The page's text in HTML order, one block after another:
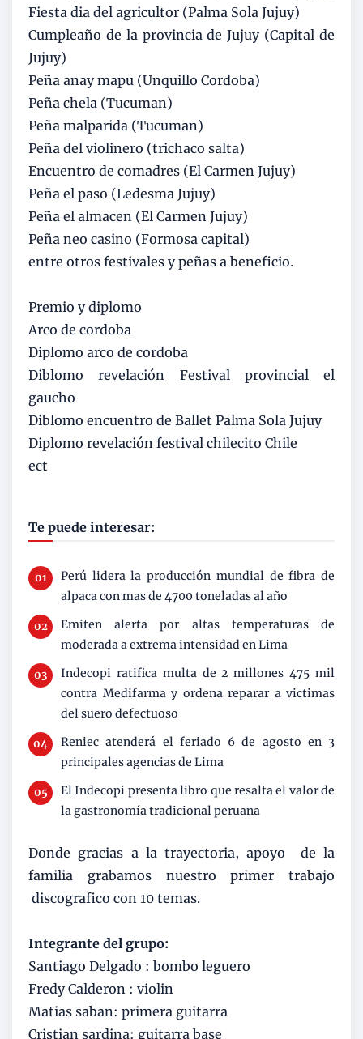
Fiesta dia del agricultor (Palma Sola Jujuy)
Cumpleaño de la provincia de Jujuy (Capital de
Jujuy)
Peña anay mapu (Unquillo Cordoba)
Peña chela (Tucuman)
Peña malparida (Tucuman)
Peña del violinero (trichaco salta)
Encuentro de comadres (El Carmen Jujuy)
Peña el paso (Ledesma Jujuy)
Peña el almacen (El Carmen Jujuy)
Peña neo casino (Formosa capital)
entre otros festivales y peñas a beneficio.
Premio y diplomo
Arco de cordoba
Diplomo arco de cordoba
Diblomo revelación Festival provincial el
gaucho
Diblomo encuentro de Ballet Palma Sola Jujuy
Diplomo revelación festival chilecito Chile
ect
Te puede interesar:
Perú lidera la producción mundial de fibra de
alpaca con mas de 4700 toneladas al año
Emiten alerta por altas temperaturas de
moderada a extrema intensidad en Lima
Indecopi ratifica multa de 2 millones 475 mil
contra Medifarma y ordena reparar a victimas
del suero defectuoso
Reniec atenderá el feriado 6 de agosto en 3
principales agencias de Lima
El Indecopi presenta libro que resalta el valor de
la gastronomía tradicional peruana
Donde gracias a la trayectoria, apoyo de la
familia grabamos nuestro primer trabajo
discografico con 10 temas.
Integrante del grupo:
Santiago Delgado : bombo leguero
Fredy Calderon : violin
Matias saban: primera guitarra
Cristian sardina: guitarra base